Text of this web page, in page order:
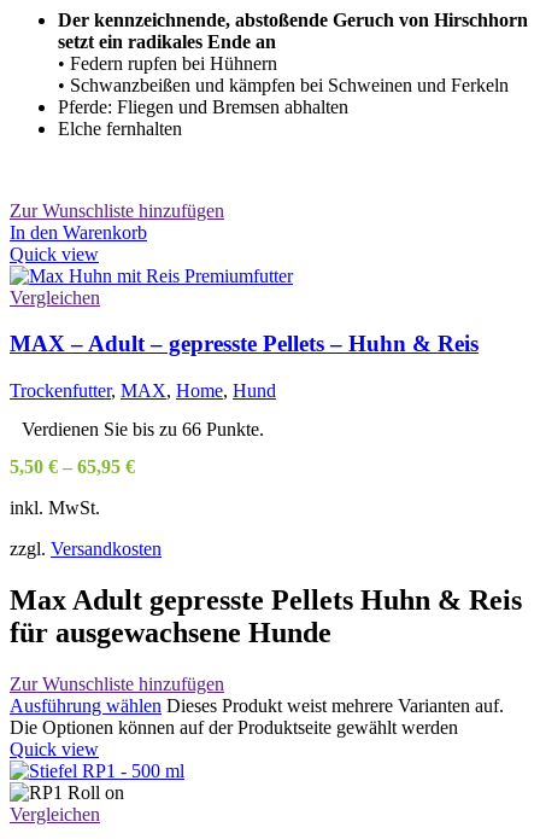
Der kennzeichnende, abstoßende Geruch von Hirschhorn
setzt ein radikales Ende an
• Federn rupfen bei Hühnern
• Schwanzbeißen und kämpfen bei Schweinen und Ferkeln
Pferde: Fliegen und Bremsen abhalten
Elche fernhalten
Zur Wunschliste hinzufügen
In den Warenkorb
Quick view
Vergleichen
MAX – Adult – gepresste Pellets – Huhn & Reis
Trockenfutter, MAX, Home, Hund
Verdienen Sie bis zu 66 Punkte.
5,50 € – 65,95 €
inkl. MwSt.
zzgl. Versandkosten
Max Adult gepresste Pellets Huhn & Reis
für ausgewachsene Hunde
Zur Wunschliste hinzufügen
Ausführung wählen Dieses Produkt weist mehrere Varianten auf.
Die Optionen können auf der Produktseite gewählt werden
Quick view
Vergleichen